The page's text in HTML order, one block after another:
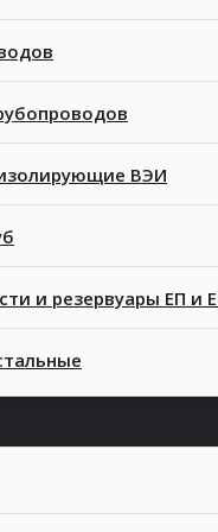
ВЭИ
и резервуары ЕП и